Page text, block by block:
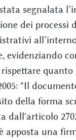
segnalata
dei processi
evidenziando
"Il
della forma
dall'articolo
apposta una